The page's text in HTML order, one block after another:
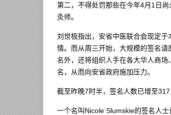
第二，不得处罚那些在今年4月1日
灸师。
刘世极指出，安省中医联合会现定
情。而从周三开始，大规模的签名
名外，还将组织人手在各大华人商
名，从而向安省政府施加压力。
截至昨晚7时半，签名人数已增至
一个名叫Nicole Slumskie的签名人